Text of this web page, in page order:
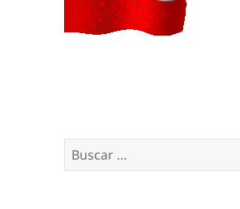
Buscar
por: